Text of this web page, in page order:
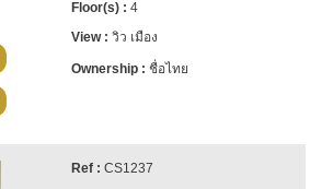
4
วิว เมือง
ชื่อไทย
CS1237